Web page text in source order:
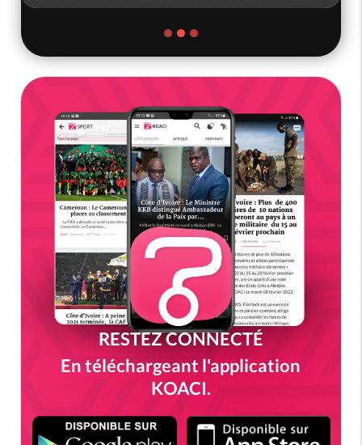
RESTEZ CONNECTÉ
En téléchargeant l'application
KOACI.